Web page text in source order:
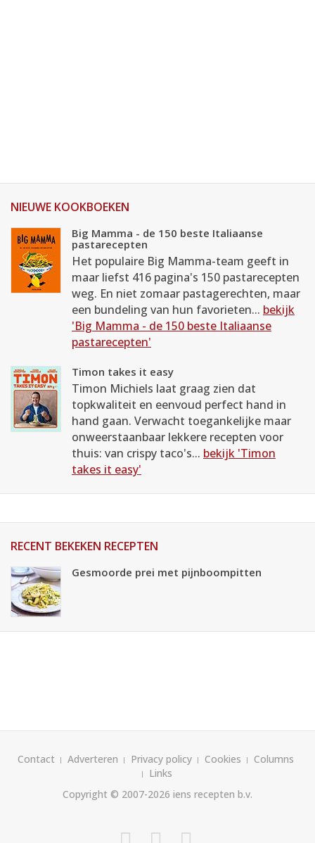
NIEUWE KOOKBOEKEN
Big Mamma - de 150 beste Italiaanse
pastarecepten
Het populaire Big Mamma-team geeft in
maar liefst 416 pagina's 150 pastarecepten
weg. En niet zomaar pastagerechten, maar
een bundeling van hun favorieten... bekijk
'Big Mamma - de 150 beste Italiaanse
pastarecepten'
Timon takes it easy
Timon Michiels laat graag zien dat
topkwaliteit en eenvoud perfect hand in
hand gaan. Verwacht toegankelijke maar
onweerstaanbaar lekkere recepten voor
thuis: van crispy taco's... bekijk 'Timon
takes it easy'
RECENT BEKEKEN RECEPTEN
Gesmoorde prei met pijnboompitten
Contact Adverteren Privacy policy Cookies
Columns
Links
Copyright © 2007-2026 iens recepten b.v.